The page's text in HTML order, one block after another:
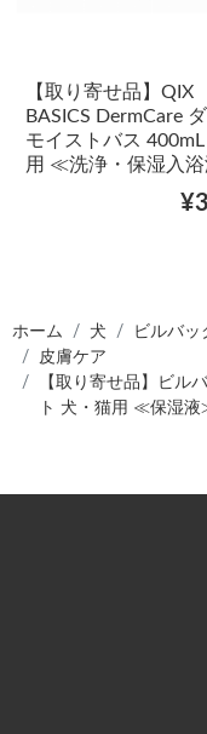
【取り寄せ品】QIX
BASICS DermCare
モイストバス
用 ≪洗浄・保湿入
ホーム 犬 ビルバッ
皮膚ケア
【取り寄せ品】ビル
ト 犬・猫用 ≪保湿